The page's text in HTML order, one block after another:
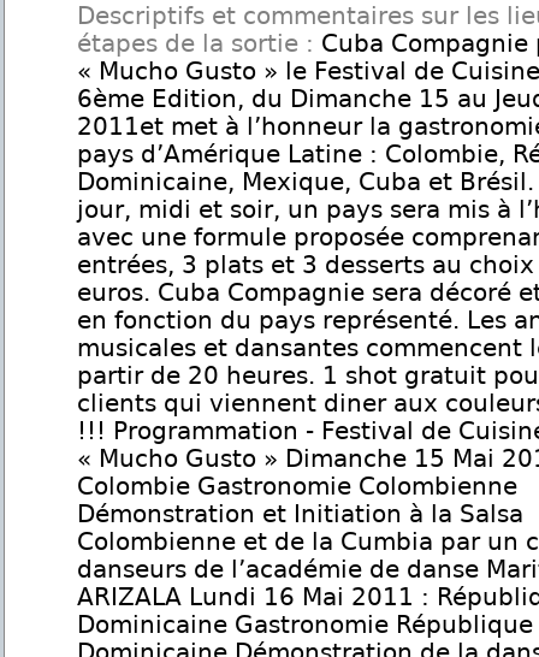
Descriptifs et commentaires sur les
étapes de la sortie : Cuba Compagnie
« Mucho Gusto » le Festival de
6ème Edition, du Dimanche 15 au
2011et met à l’honneur la
pays d’Amérique Latine : Colombie,
Dominicaine, Mexique, Cuba et
jour, midi et soir, un pays sera mis à
avec une formule proposée
entrées, 3 plats et 3 desserts au
euros. Cuba Compagnie sera décoré
en fonction du pays représenté. Les
musicales et dansantes commencent
partir de 20 heures. 1 shot gratuit
clients qui viennent diner aux
!!! Programmation - Festival de
« Mucho Gusto » Dimanche 15 Mai
Colombie Gastronomie Colombienne
Démonstration et Initiation à la Salsa
Colombienne et de la Cumbia par un
danseurs de l’académie de danse
ARIZALA Lundi 16 Mai 2011 :
Dominicaine Gastronomie République